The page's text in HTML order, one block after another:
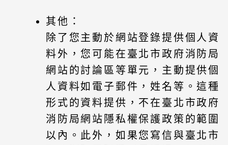
其他：
除了您主動於網站登錄提供個人資
料外，您可能在臺北市政府消防局
網站的討論區等單元，主動提供個
人資料如電子郵件，姓名等。這種
形式的資料提供，不在臺北市政府
消防局網站隱私權保護政策的範圍
以內。此外，如果您寫信與臺北市